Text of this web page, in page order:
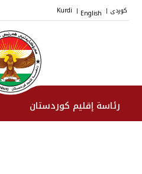
کوردی |
English
|
Kurdi
رئاسة إقليم كوردستان